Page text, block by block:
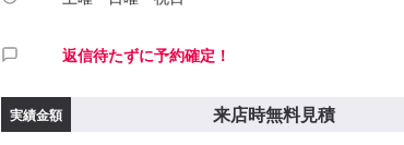
返信待たずに予約確定！
実績金額 来店時無料見積